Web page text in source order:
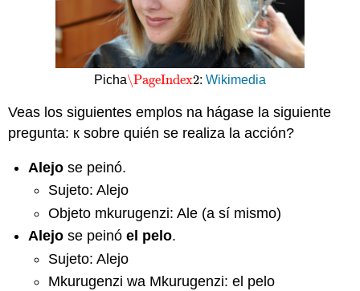
Picha\PageIndex2
\PageIndex2:Wikimedia
Veas los siguientes emplos na hágase la siguiente
pregunta: к sobre quién se realiza la acción?
Alejo se peinó.
Sujeto: Alejo
Objeto mkurugenzi: Ale (a sí mismo)
Alejo se peinóel pelo.
Sujeto: Alejo
Mkurugenzi wa Mkurugenzi: el pelo